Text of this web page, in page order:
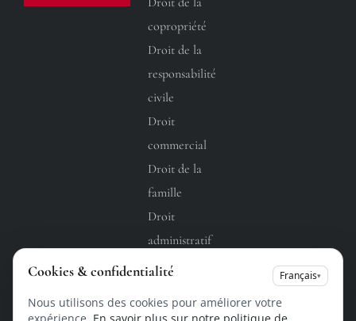
copropriété
Droit de la
responsabilité
civile
Droit
commercial
Droit de la
famille
Droit
administratif
Droit du
Cookies & confidentialité Français▾
Nous utilisons des cookies pour améliorer votre